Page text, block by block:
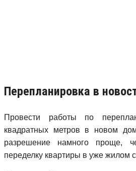
Перепланировка в
Провести работы по
квадратных метров в новом
разрешение намного проще,
переделку квартиры в уже жилом